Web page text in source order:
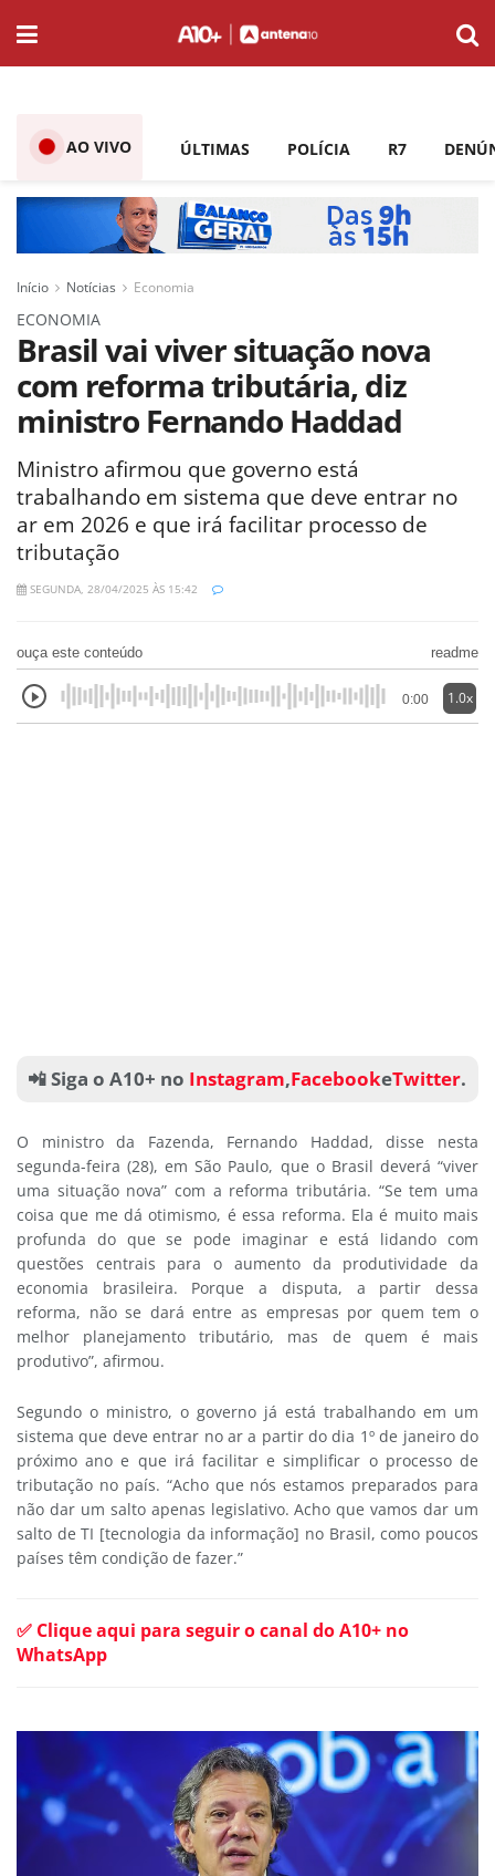
AO VIVO ÚLTIMAS POLÍCIA R7
Início Notícias Economia
ECONOMIA
Brasil vai viver situação nova
com reforma tributária, diz
ministro Fernando Haddad
Ministro afirmou que governo está
trabalhando em sistema que deve entrar no
ar em 2026 e que irá facilitar processo de
tributação
SEGUNDA, 28/04/2025 ÀS 15:42
ouça este conteúdo readme
0:00 1.0x
📲 Siga o A10+ no Instagram,FacebookeTwitter.
O ministro da Fazenda, Fernando Haddad, disse nesta
segunda-feira (28), em São Paulo, que o Brasil deverá “viver
uma situação nova” com a reforma tributária. “Se tem uma
coisa que me dá otimismo, é essa reforma. Ela é muito mais
profunda do que se pode imaginar e está lidando com
questões centrais para o aumento da produtividade da
economia brasileira. Porque a disputa, a partir dessa
reforma, não se dará entre as empresas por quem tem o
melhor planejamento tributário, mas de quem é mais
produtivo”, afirmou.
Segundo o ministro, o governo já está trabalhando em um
sistema que deve entrar no ar a partir do dia 1º de janeiro do
próximo ano e que irá facilitar e simplificar o processo de
tributação no país. “Acho que nós estamos preparados para
não dar um salto apenas legislativo. Acho que vamos dar um
salto de TI [tecnologia da informação] no Brasil, como poucos
países têm condição de fazer.”
✅ Clique aqui para seguir o canal do A10+ no
WhatsApp